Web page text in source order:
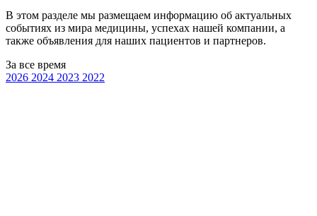
В этом разделе мы размещаем информацию об актуальных
событиях из мира медицины, успехах нашей компании, а
также объявления для наших пациентов и партнеров.
За все время
2026 2024 2023 2022